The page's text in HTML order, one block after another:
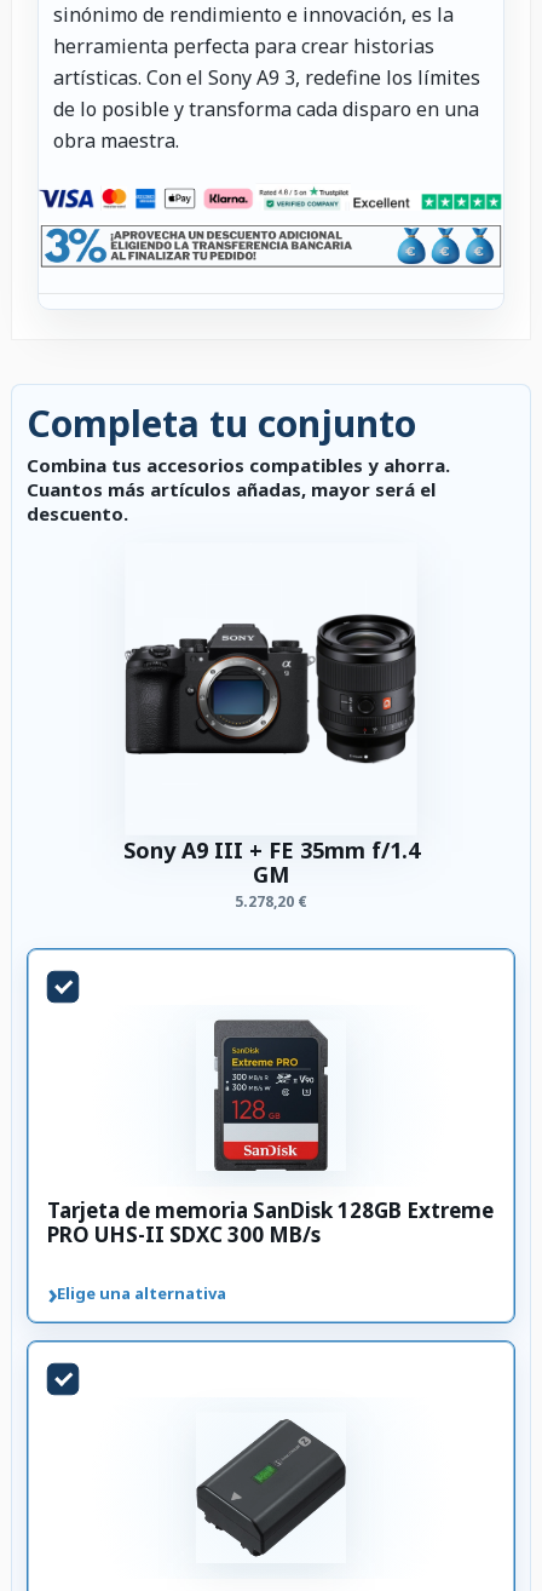
sinónimo de rendimiento e innovación, es la
herramienta perfecta para crear historias
artísticas. Con el Sony A9 3, redefine los límites
de lo posible y transforma cada disparo en una
obra maestra.
Completa tu conjunto
Combina tus accesorios compatibles y ahorra.
Cuantos más artículos añadas, mayor será el
descuento.
Sony A9 III + FE 35mm f/1.4
GM
5.278,20 €
Tarjeta de memoria SanDisk 128GB Extreme
PRO UHS-II SDXC 300 MB/s
›Elige una alternativa